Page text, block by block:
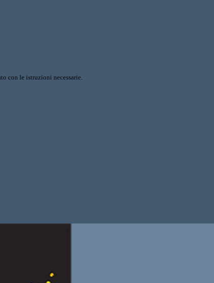
con le istruzioni necessarie.